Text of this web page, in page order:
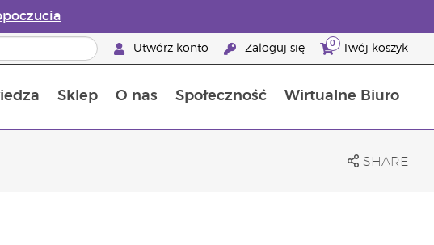
Utwórz konto Zaloguj się 0 Twój koszyk
Sklep O nas Społeczność Wirtualne Biuro
SHARE